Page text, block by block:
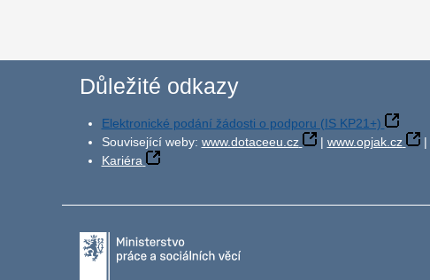
Důležité odkazy
Elektronické podání žádosti o podporu (IS KP21+)
Související weby: www.dotaceeu.cz | www.opjak.cz |
Kariéra